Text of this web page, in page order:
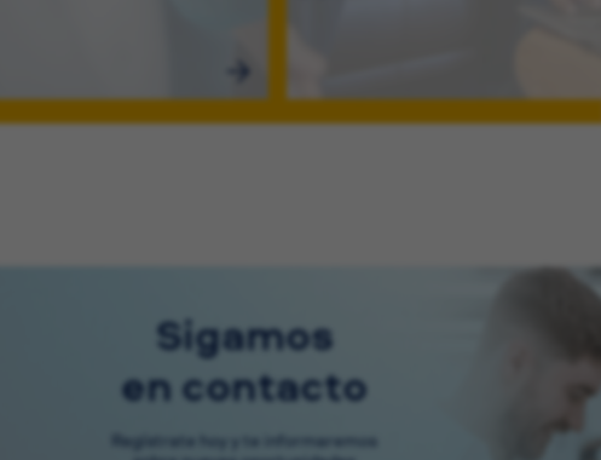
Sigamos
en contacto
Regístrate hoy y te informaremos